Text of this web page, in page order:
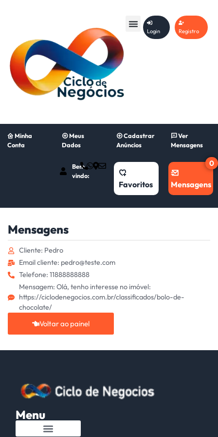
Login Registro
Minha
Conta
Meus
Dados
Cadastrar
Anúncios
Ver
Mensagens
Bem
vindo:
Favoritos Mensagens
0
Mensagens
Cliente: Pedro
Email cliente: pedro@teste.com
Telefone: 11888888888
Mensagem: Olá, tenho interesse no imóvel:
https://ciclodenegocios.com.br/classificados/bolo-de-
chocolate/
Voltar ao painel
Menu